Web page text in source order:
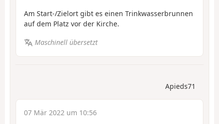
Am Start-/Zielort gibt es einen Trinkwasserbrunnen
auf dem Platz vor der Kirche.
Maschinell übersetzt
Apieds71
07 Mär 2022 um 10:56